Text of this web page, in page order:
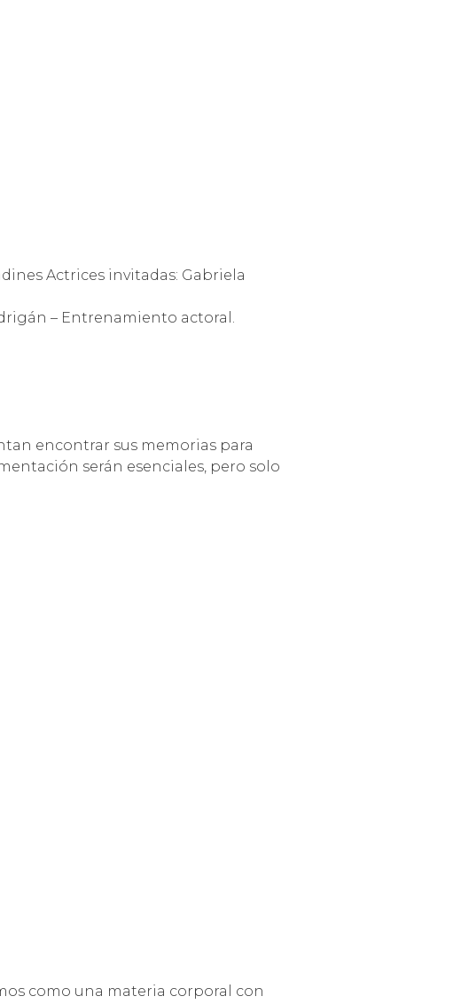
Actrices invitadas: Gabriela
– Entrenamiento actoral.
encontrar sus memorias para
serán esenciales, pero solo
como una materia corporal con